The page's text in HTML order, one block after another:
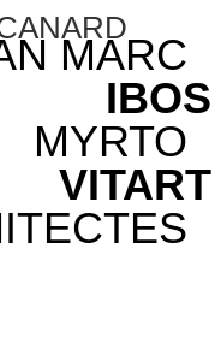
MARC
IBOS
MYRTO
VITART